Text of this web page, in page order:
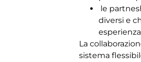
le
diversi e
La
sistema